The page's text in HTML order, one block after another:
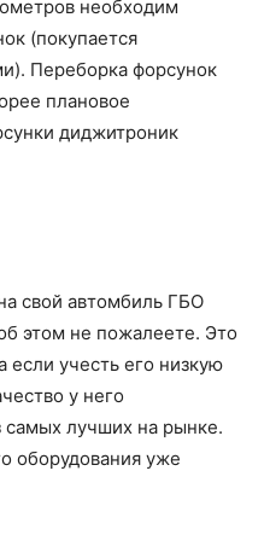
необходим
(покупается
Переборка форсунок
плановое
диджитроник
свой автомбиль ГБО
этом не пожалеете. Это
учесть его низкую
у него
самых лучших на рынке.
оборудования уже